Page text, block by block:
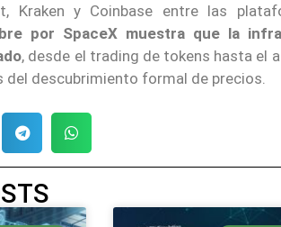
Kraken y Coinbase entre las
por SpaceX muestra que la
, desde el trading de tokens hasta el
del descubrimiento formal de precios.